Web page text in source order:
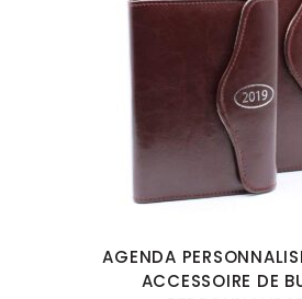
AGENDA
ACCESSOIRE DE